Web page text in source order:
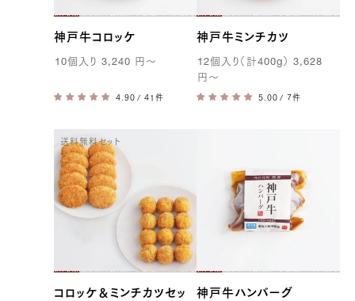
神戸牛コロッケ
10個入り 3,240 円 〜
/ 41件
神戸牛ミンチカツ
12個入り（計400g ） 3,628
円 〜
/ 7件
送料無料セット
コロッケ＆ミンチカツセッ
神戸牛ハンバーグ